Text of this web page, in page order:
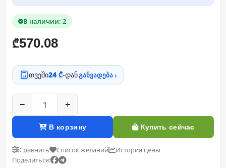
В наличии: 2
₾570.08
თვეში24 ₾-დანგანვადება ›
− +
В корзину Купить сейчас
Сравнить Список желаний
История цены
Поделиться: